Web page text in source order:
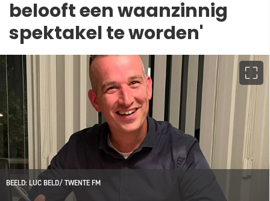
belooft een waanzinnig
spektakel te worden'
BEELD: LUC BELD/ TWENTE FM